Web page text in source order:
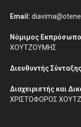
Email:
Νόμιμος
ΧΟΥΤΖΟΥΜΗΣ
Διευθυντής
Διαχειριστής και
ΧΡΙΣΤΟΦΟΡΟΣ